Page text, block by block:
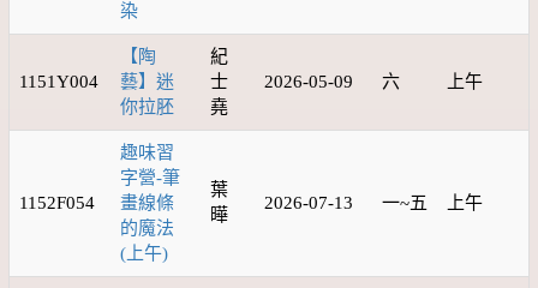
染
1151Y004
【陶
藝】迷
你拉胚
紀
士
堯
2026-05-09 六 上午
1152F054
趣味習
字營-筆
畫線條
的魔法
(上午)
葉
曄
2026-07-13 一~五 上午